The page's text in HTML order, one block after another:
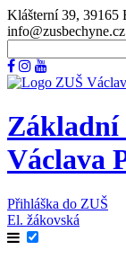
Klášterní 39, 39165
info@zusbechyne.cz
Základní
Václava
Přihláška do ZUŠ
El. žákovská